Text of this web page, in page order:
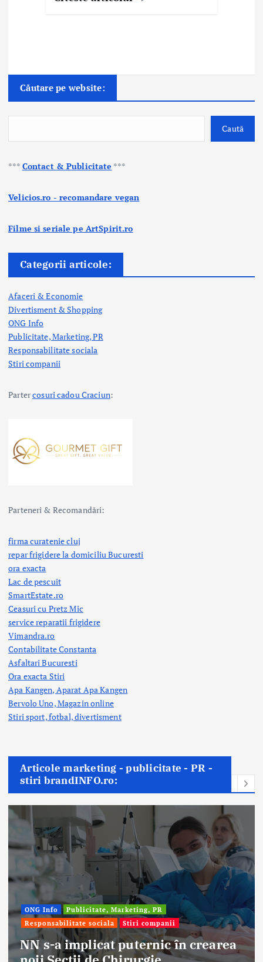
Căutare pe website:
Caută
*** Contact & Publicitate ***
Velicios.ro - recomandare vegan
Filme si seriale pe ArtSpirit.ro
Categorii articole:
Afaceri & Economie
Divertisment & Shopping
ONG Info
Publicitate, Marketing, PR
Responsabilitate sociala
Stiri companii
Partercosuri cadou Craciun:
Parteneri & Recomandări:
firma curatenie cluj
repar frigidere la domiciliu Bucuresti
ora exacta
Lac de pescuit
SmartEstate.ro
Ceasuri cu Pretz Mic
service reparatii frigidere
Vimandra.ro
Contabilitate Constanta
Asfaltari Bucuresti
Ora exacta Stiri
Apa Kangen, Aparat Apa Kangen
Bervolo Uno, Magazin online
Stiri sport, fotbal,divertisment
Articole marketing - publicitate - PR -
stiri brandINFO.ro:
ONG Info
Publicitate, Marketing, PR
Responsabilitate sociala
Stiri companii
NN s-a implicat puternic în crearea